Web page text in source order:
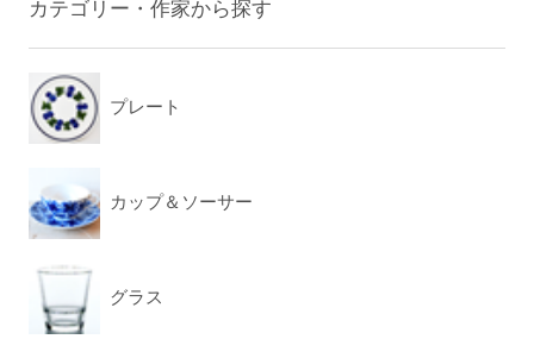
カテゴリー・作家から探す
プレート
カップ＆ソーサー
グラス